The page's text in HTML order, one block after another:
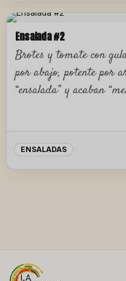
Ensalada #2
Brotes y tomate con
por abajo, potente por
“ensalada” y acaban
ENSALADAS